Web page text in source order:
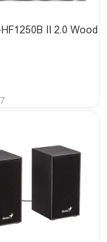
II 2.0 Wood